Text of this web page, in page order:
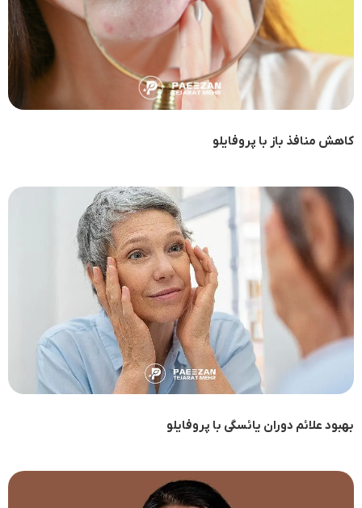
کاهش منافذ باز با پروفایلو
بهبود علائم دوران یائسگی با پروفایلو